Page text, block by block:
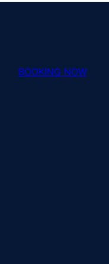
BOOKING NOW